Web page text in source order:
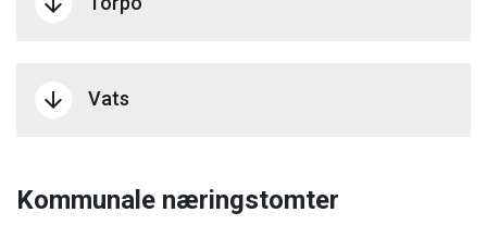
arrow_downward Vats
Kommunale næringstomter